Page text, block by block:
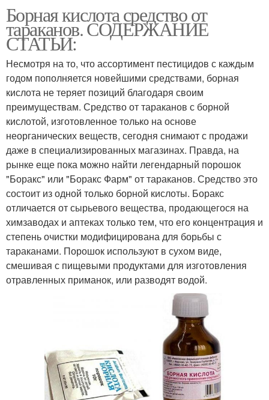
Борная кислота средство от
тараканов. СОДЕРЖАНИЕ
СТАТЬИ:
Несмотря на то, что ассортимент пестицидов с каждым
годом пополняется новейшими средствами, борная
кислота не теряет позиций благодаря своим
преимуществам. Средство от тараканов с борной
кислотой, изготовленное только на основе
неорганических веществ, сегодня снимают с продажи
даже в специализированных магазинах. Правда, на
рынке еще пока можно найти легендарный порошок
"Боракс" или "Боракс Фарм" от тараканов. Средство это
состоит из одной только борной кислоты. Боракс
отличается от сырьевого вещества, продающегося на
химзаводах и аптеках только тем, что его концентрация и
степень очистки модифицирована для борьбы с
тараканами. Порошок используют в сухом виде,
смешивая с пищевыми продуктами для изготовления
отравленных приманок, или разводят водой.